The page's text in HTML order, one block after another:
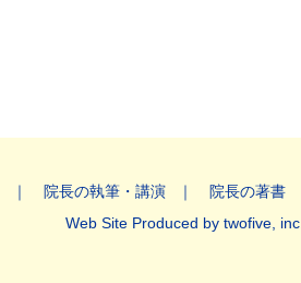
院長の執筆・講演
院長の著書
Web Site Produced by twofive, inc.